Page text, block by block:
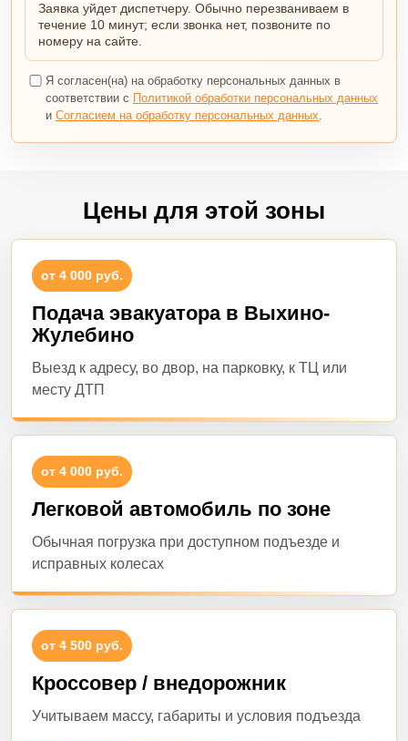
Заявка уйдет диспетчеру. Обычно перезваниваем в
течение 10 минут; если звонка нет, позвоните по
номеру на сайте.
Я согласен(на) на обработку персональных данных в
соответствии с Политикой обработки персональных данных
и Согласием на обработку персональных данных.
Цены для этой зоны
от 4 000 руб.
Подача эвакуатора в Выхино-
Жулебино
Выезд к адресу, во двор, на парковку, к ТЦ или
месту ДТП
от 4 000 руб.
Легковой автомобиль по зоне
Обычная погрузка при доступном подъезде и
исправных колесах
от 4 500 руб.
Кроссовер / внедорожник
Учитываем массу, габариты и условия подъезда